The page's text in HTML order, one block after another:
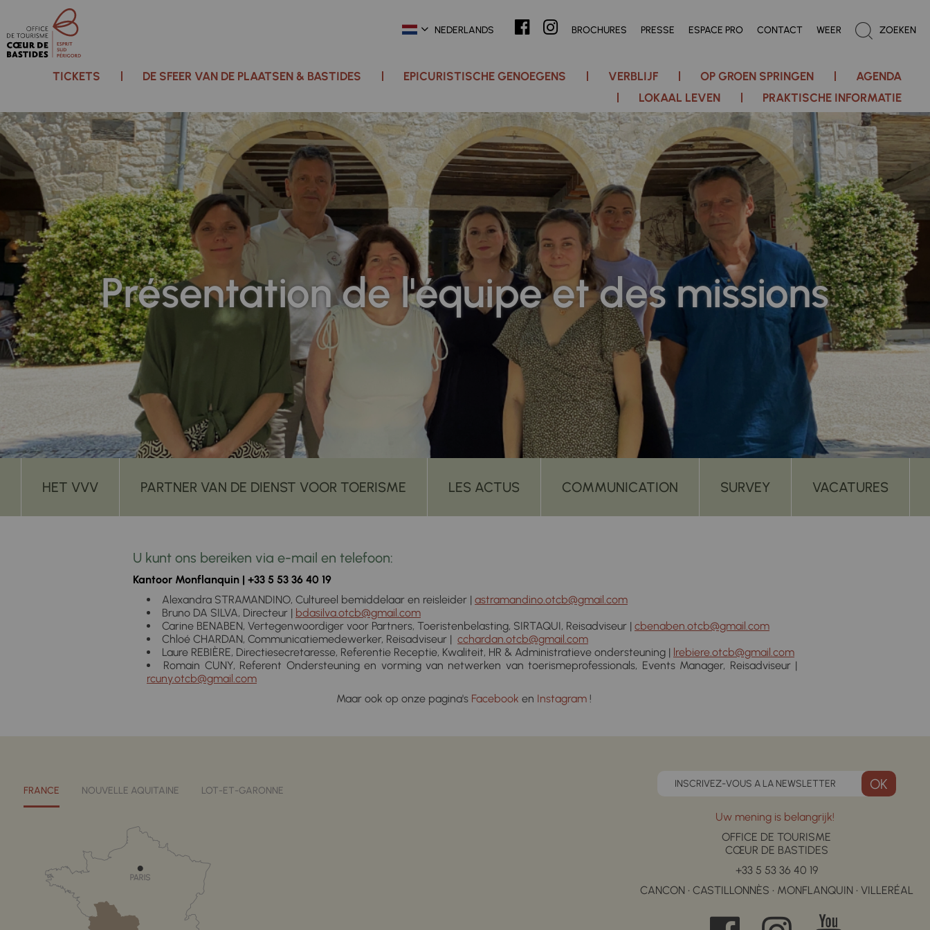
NEDERLANDS BROCHURES PRESSE ESPACE PRO CONTACT WEER ZOEKEN
TICKETS DE SFEER VAN DE PLAATSEN & BASTIDES EPICURISTISCHE GENOEGENS VERBLIJF OP GROEN SPRINGEN
AGENDA
LOKAAL LEVEN
PRAKTISCHE INFORMATIE
Présentation de l'équipe et des missions
HET VVV PARTNER VAN DE DIENST VOOR TOERISME LES ACTUS COMMUNICATION SURVEY VACATURES
U kunt ons bereiken via e-mail en telefoon:
Kantoor Monflanquin | +33 5 53 36 40 19
Alexandra STRAMANDINO, Cultureel bemiddelaar en reisleider | astramandino.otcb@gmail.com
Bruno DA SILVA, Directeur | bdasilva.otcb@gmail.com
Carine BENABEN, Vertegenwoordiger voor Partners, Toeristenbelasting, SIRTAQUI, Reisadviseur | cbenaben.otcb@gmail.com
Chloé CHARDAN, Communicatiemedewerker, Reisadviseur | cchardan.otcb@gmail.com
Laure REBIÈRE, Directiesecretaresse, Referentie Receptie, Kwaliteit, HR & Administratieve ondersteuning | lrebiere.otcb@gmail.com
Romain CUNY, Referent Ondersteuning en vorming van netwerken van toerismeprofessionals, Events Manager, Reisadviseur |
rcuny.otcb@gmail.com
Maar ook op onze pagina's Facebook en Instagram!
FRANCE NOUVELLE AQUITAINE LOT-ET-GARONNE
INSCRIVEZ-VOUS A LA NEWSLETTER
Uw mening is belangrijk!
OFFICE DE TOURISME
CŒUR DE BASTIDES
+33 5 53 36 40 19
CANCON • CASTILLONNÈS • MONFLANQUIN • VILLERÉAL